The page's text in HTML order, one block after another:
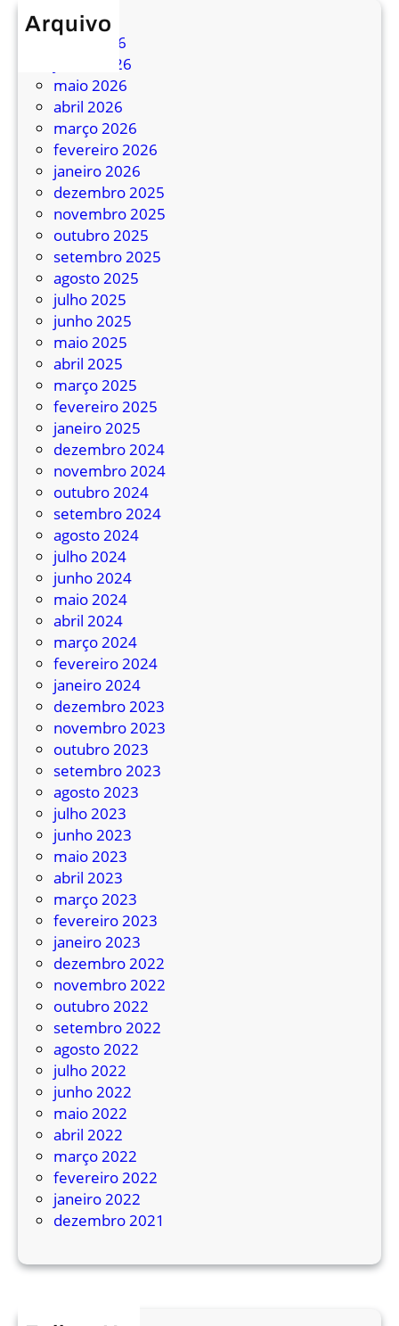
h
Arquivo
julho 2026
junho 2026
maio 2026
abril 2026
março 2026
fevereiro 2026
janeiro 2026
dezembro 2025
novembro 2025
outubro 2025
setembro 2025
agosto 2025
julho 2025
junho 2025
maio 2025
abril 2025
março 2025
fevereiro 2025
janeiro 2025
dezembro 2024
novembro 2024
outubro 2024
setembro 2024
agosto 2024
julho 2024
junho 2024
maio 2024
abril 2024
março 2024
fevereiro 2024
janeiro 2024
dezembro 2023
novembro 2023
outubro 2023
setembro 2023
agosto 2023
julho 2023
junho 2023
maio 2023
abril 2023
março 2023
fevereiro 2023
janeiro 2023
dezembro 2022
novembro 2022
outubro 2022
setembro 2022
agosto 2022
julho 2022
junho 2022
maio 2022
abril 2022
março 2022
fevereiro 2022
janeiro 2022
dezembro 2021